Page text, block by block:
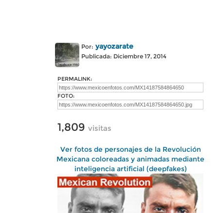
Por: yayozarate
Publicada: Diciembre 17, 2014
PERMALINK:
FOTO:
1,809 visitas
Ver fotos de personajes de la Revolución
Mexicana coloreadas y animadas mediante
inteligencia artificial (deepfakes)